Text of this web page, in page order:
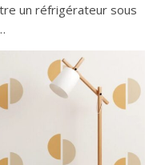
un réfrigérateur sous